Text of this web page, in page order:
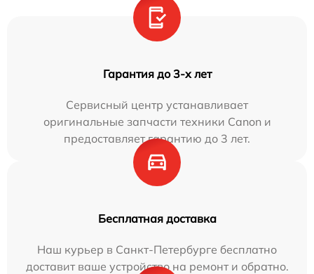
Гарантия до 3-х лет
Сервисный центр устанавливает
оригинальные запчасти техники Canon и
предоставляет гарантию до 3 лет.
Бесплатная доставка
Наш курьер в Санкт-Петербурге бесплатно
доставит ваше устройство на ремонт и обратно.